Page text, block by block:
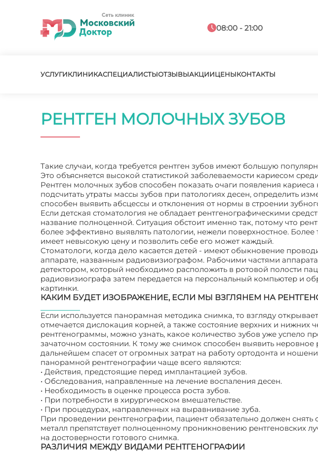
08:00 - 21:00
УСЛУГИКЛИНИКАСПЕЦИАЛИСТЫОТЗЫВЫАКЦИИЦЕНЫКОНТАКТЫ
РЕНТГЕН МОЛОЧНЫХ ЗУБОВ
Такие случаи, когда требуется рентген зубов имеют большую
Это объясняется высокой статистикой заболеваемости кариесом
Рентген молочных зубов способен показать очаги появления
подсчитать утраты массы зубов при патологиях десен, определить
способен выявить абсцессы и отклонения от нормы в строении
Если детская стоматология не обладает рентгенографическими
название полноценной. Ситуация обстоит именно так, потому что
более эффективно выявлять патологии, нежели поверхностное.
имеет невысокую цену и позволить себе его может каждый.
Стоматологи, когда дело касается детей - имеют обыкновение
аппарате, названным радиовизиографом. Рабочими частями
детектором, который необходимо расположить в ротовой полости
радиовизиографа затем передается на персональный компьютер и
картинки.
КАКИМ БУДЕТ ИЗОБРАЖЕНИЕ, ЕСЛИ МЫ ВЗГЛЯНЕМ НА
Если используется панорамная методика снимка, то взгляду
отмечается дислокация корней, а также состояние верхних и
рентгенограммы, можно узнать, какое количество зубов уже успело
зачаточном состоянии. К тому же снимок способен выявить неровное
дальнейшем спасет от огромных затрат на работу ортодонта и
панорамной рентгенографии чаще всего являются:
• Действия, предстоящие перед имплантацией зубов.
• Обследования, направленные на лечение воспаления десен.
• Необходимость в оценке процесса роста зубов.
• При потребности в хирургическом вмешательстве.
• При процедурах, направленных на выравнивание зуба.
При проведении рентгенографии, пациент обязательно должен снять
металл препятствует полноценному проникновению рентгеновских
на достоверности готового снимка.
РАЗЛИЧИЯ МЕЖДУ ВИДАМИ РЕНТГЕНОГРАФИИ